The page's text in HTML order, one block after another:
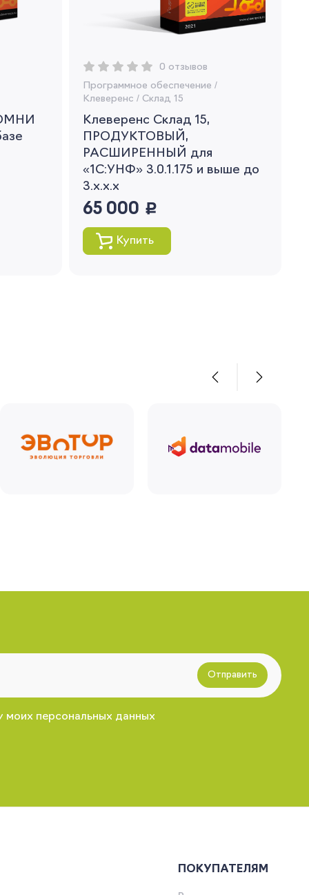
0 отзывов
Программное обеспечение /
Клеверенс / Склад 15
Клеверенс Склад 15,
ПРОДУКТОВЫЙ,
РАСШИРЕННЫЙ для
«1С:УНФ» 3.0.1.175 и выше до
3.x.x.x
65 000 руб.
Купить
Отправить
моих персональных данных
ПОКУПАТЕЛЯМ